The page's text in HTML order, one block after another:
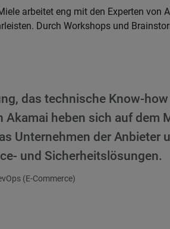
arbeitet eng mit den Experten von
Durch Workshops und
das technische Know-
Akamai heben sich auf dem
Unternehmen der Anbieter
und Sicherheitslösungen.
(E-Commerce)